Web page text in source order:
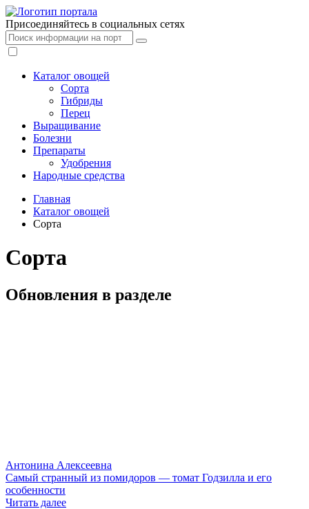
Присоединяйтесь в социальных сетях
Каталог овощей
Сорта
Гибриды
Перец
Выращивание
Болезни
Препараты
Удобрения
Народные средства
Главная
Каталог овощей
Сорта
Сорта
Обновления в разделе
Антонина Алексеевна
Самый странный из помидоров — томат Годзилла и его
особенности
Читать далее